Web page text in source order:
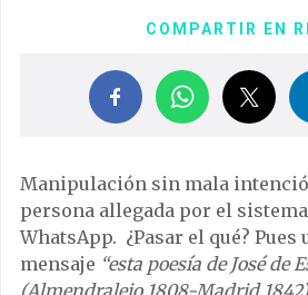
COMPARTIR EN
Manipulación sin mala
persona allegada por el sistema
WhatsApp. ¿Pasar el qué? Pues
mensaje “esta poesía de José de
(Almendralejo 1808-Madrid